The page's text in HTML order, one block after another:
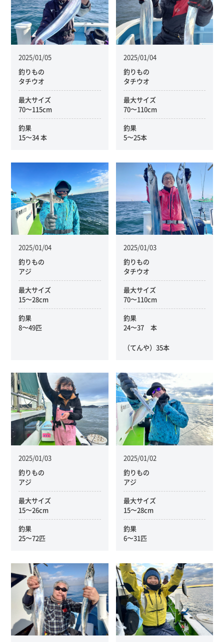
2025/01/05
釣りもの
タチウオ
最大サイズ
70〜115cm
釣果
15〜34 本
2025/01/04
釣りもの
タチウオ
最大サイズ
70〜110cm
釣果
5〜25本
2025/01/04
釣りもの
アジ
最大サイズ
15〜28cm
釣果
8〜49匹
2025/01/03
釣りもの
タチウオ
最大サイズ
70〜110cm
釣果
24〜37 本
（てんや）35本
2025/01/03
釣りもの
アジ
最大サイズ
15〜26cm
釣果
25〜72匹
2025/01/02
釣りもの
アジ
最大サイズ
15〜28cm
釣果
6〜31匹